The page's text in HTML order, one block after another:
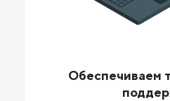
Обеспечиваем